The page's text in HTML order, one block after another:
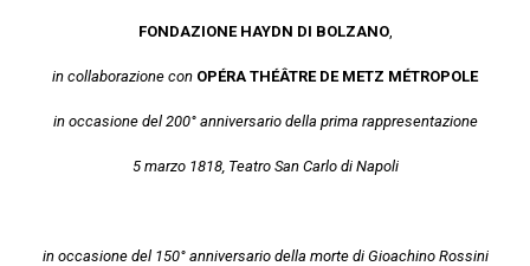
FONDAZIONE HAYDN DI BOLZANO,
in collaborazione con OPÉRA THÉÂTRE DE METZ MÉTROPOLE
in occasione del 200° anniversario della prima rappresentazione
5 marzo 1818, Teatro San Carlo di Napoli
in occasione del 150° anniversario della morte di Gioachino Rossini